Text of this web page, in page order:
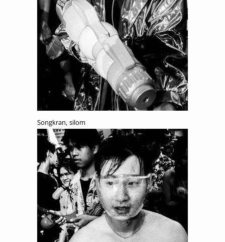
Songkran, silom